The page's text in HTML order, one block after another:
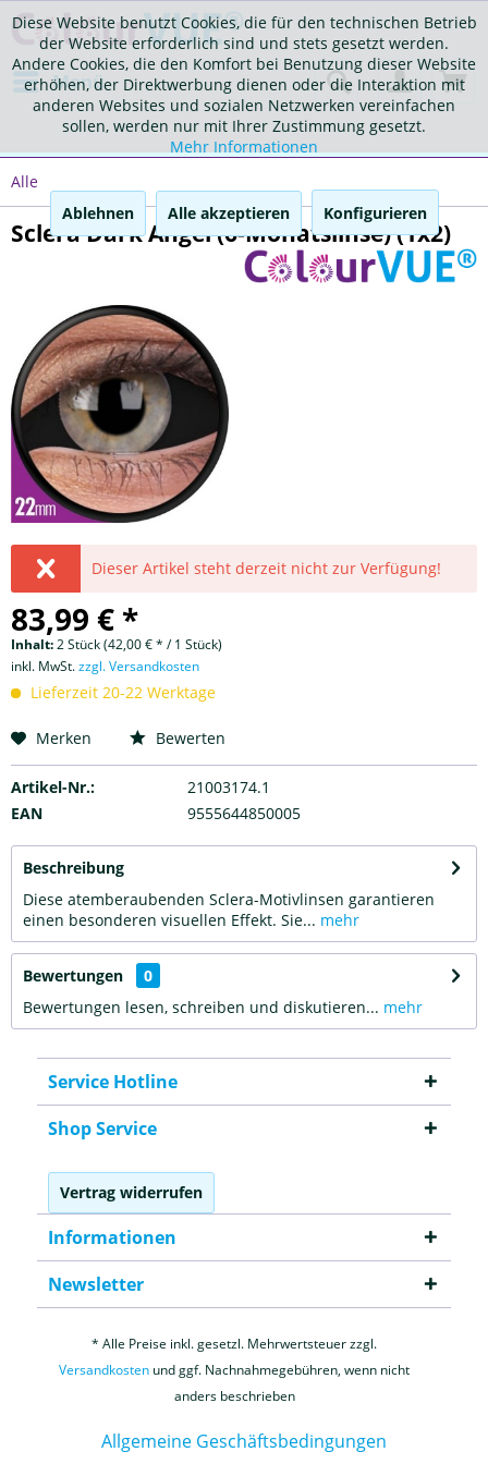
Menü
Alle
Sclera Dark Angel (6-Monatslinse) (1x2)
Dieser Artikel steht derzeit nicht zur Verfügung!
83,99 € *
Inhalt:2 Stück (42,00 € * / 1 Stück)
inkl. MwSt.zzgl. Versandkosten
Lieferzeit 20-22 Werktage
Merken Bewerten
Artikel-Nr.:
21003174.1
EAN
9555644850005
Beschreibung
Diese atemberaubenden Sclera-Motivlinsen garantieren
einen besonderen visuellen Effekt. Sie... mehr
Bewertungen
0
Bewertungen lesen, schreiben und diskutieren... mehr
Service Hotline
Shop Service
Vertrag widerrufen
Informationen
Newsletter
* Alle Preise inkl. gesetzl. Mehrwertsteuer zzgl.
Versandkosten und ggf. Nachnahmegebühren, wenn nicht
anders beschrieben
Allgemeine Geschäftsbedingungen
Diese Website benutzt Cookies, die für den technischen Betrieb
der Website erforderlich sind und stets gesetzt werden.
Andere Cookies, die den Komfort bei Benutzung dieser Website
erhöhen, der Direktwerbung dienen oder die Interaktion mit
anderen Websites und sozialen Netzwerken vereinfachen
sollen, werden nur mit Ihrer Zustimmung gesetzt.
Mehr Informationen
Ablehnen Alle akzeptieren Konfigurieren